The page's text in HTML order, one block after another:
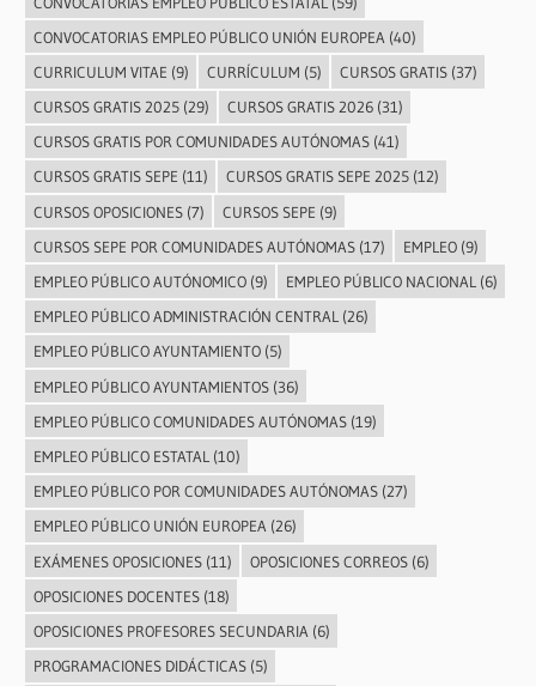
CONVOCATORIAS EMPLEO PÚBLICO UNIÓN EUROPEA (40)
CURRICULUM VITAE (9) CURRÍCULUM (5) CURSOS GRATIS(37)
CURSOS GRATIS 2025(29) CURSOS GRATIS 2026(31)
CURSOS GRATIS POR COMUNIDADES AUTÓNOMAS(41)
CURSOS GRATIS SEPE (11) CURSOS GRATIS SEPE 2025(12)
CURSOS OPOSICIONES(7) CURSOS SEPE (9)
CURSOS SEPE POR COMUNIDADES AUTÓNOMAS(17) EMPLEO(9)
EMPLEO PÚBLICO AUTÓNOMICO(9) EMPLEO PÚBLICO NACIONAL (6)
EMPLEO PÚBLICO ADMINISTRACIÓN CENTRAL(26)
EMPLEO PÚBLICO AYUNTAMIENTO(5)
EMPLEO PÚBLICO AYUNTAMIENTOS(36)
EMPLEO PÚBLICO COMUNIDADES AUTÓNOMAS(19)
EMPLEO PÚBLICO ESTATAL (10)
EMPLEO PÚBLICO POR COMUNIDADES AUTÓNOMAS(27)
EMPLEO PÚBLICO UNIÓN EUROPEA(26)
EXÁMENES OPOSICIONES(11) OPOSICIONES CORREOS(6)
OPOSICIONES DOCENTES(18)
OPOSICIONES PROFESORES SECUNDARIA (6)
PROGRAMACIONES DIDÁCTICAS(5)